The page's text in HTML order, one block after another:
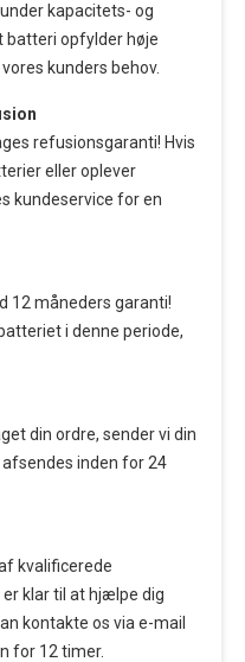
kapacitets- og
batteri opfylder høje
kunders behov.
refusionsgaranti! Hvis
eller oplever
kundeservice for en
12 måneders garanti!
i denne periode,
din ordre, sender vi din
inden for 24
kvalificerede
klar til at hjælpe dig
kontakte os via e-mail
for 12 timer.